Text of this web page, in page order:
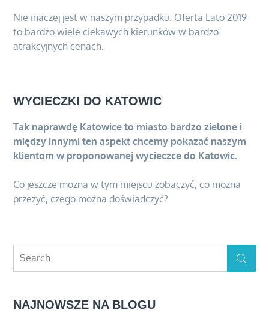
Nie inaczej jest w naszym przypadku. Oferta Lato 2019
to bardzo wiele ciekawych kierunków w bardzo
atrakcyjnych cenach.
WYCIECZKI DO KATOWIC
Tak naprawdę Katowice to miasto bardzo zielone i
między innymi ten aspekt chcemy pokazać naszym
klientom w proponowanej wycieczce do Katowic.
Co jeszcze można w tym miejscu zobaczyć, co można
przeżyć, czego można doświadczyć?
Search
Search
NAJNOWSZE NA BLOGU